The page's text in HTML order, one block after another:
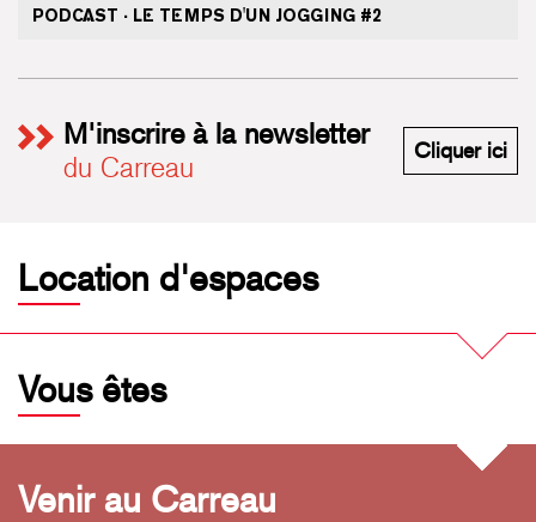
PODCAST · LE TEMPS D'UN JOGGING #2
M'inscrire à la newsletter
du Carreau
Cliquer ici
Location d'espaces
Vous êtes
Venir au Carreau